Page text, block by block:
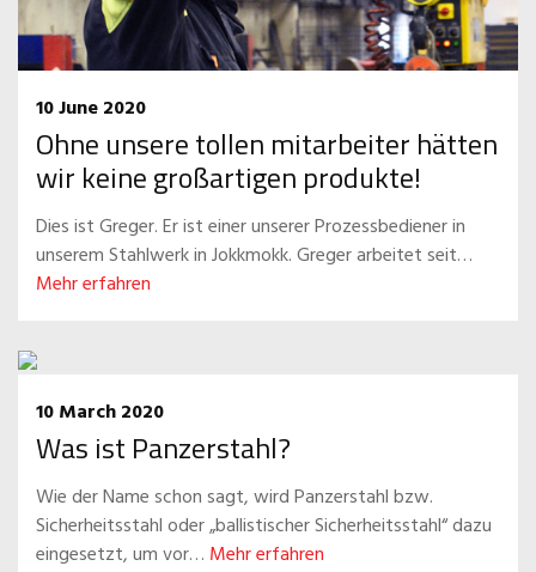
10 June 2020
Ohne unsere tollen mitarbeiter hätten
wir keine großartigen produkte!
Dies ist Greger. Er ist einer unserer Prozessbediener in
unserem Stahlwerk in Jokkmokk. Greger arbeitet seit…
Mehr erfahren
10 March 2020
Was ist Panzerstahl?
Wie der Name schon sagt, wird Panzerstahl bzw.
Sicherheitsstahl oder „ballistischer Sicherheitsstahl“ dazu
eingesetzt, um vor… Mehr erfahren